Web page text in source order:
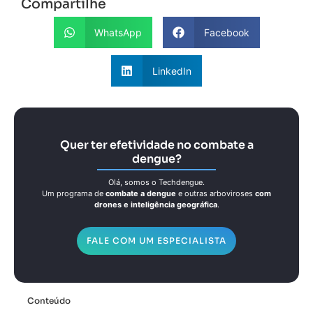
Compartilhe
WhatsApp Facebook
LinkedIn
Quer ter efetividade no combate a
dengue?
Olá, somos o Techdengue.
Um programa de combate a dengue e outras arboviroses com
drones e inteligência geográfica.
FALE COM UM ESPECIALISTA
Conteúdo